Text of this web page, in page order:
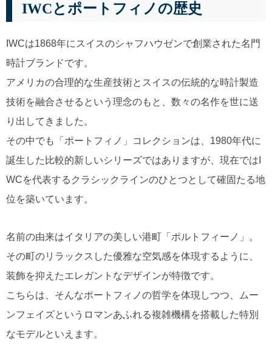
IWCとポートフィノの歴史
IWCは1868年にスイスのシャフハウゼンで創業された名門
時計ブランドです。
アメリカの合理的な生産技術とスイスの伝統的な時計製造
技術を融合させるという理念のもと、数々の名作を世に送
り出してきました。
その中でも「ポートフィノ」コレクションは、1980年代に
誕生した比較的新しいシリーズではありますが、現在ではI
WCを代表するクラシックラインのひとつとして確固たる地
位を築いています。
名前の由来はイタリアの美しい港町「ポルトフィーノ」。
その町のリラックスした優雅な空気感を体現するように、
装飾を抑えたエレガントなデザインが特徴です。
こちらは、そんなポートフィノの哲学を体現しつつ、ムー
ンフェイズというロマンあふれる複雑機構を搭載した特別
なモデルといえます。